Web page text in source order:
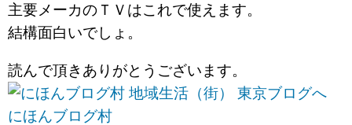
主要メーカのＴＶはこれで使えます。
結構面白いでしょ。
読んで頂きありがとうございます。
にほんブログ村